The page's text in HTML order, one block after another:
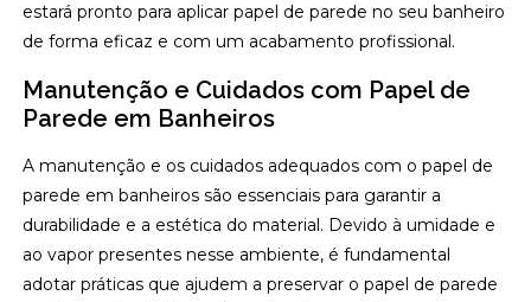
estará pronto para aplicar papel de parede no seu banheiro
de forma eficaz e com um acabamento profissional.
Manutenção e Cuidados com Papel de
Parede em Banheiros
A manutenção e os cuidados adequados com o papel de
parede em banheiros são essenciais para garantir a
durabilidade e a estética do material. Devido à umidade e
ao vapor presentes nesse ambiente, é fundamental
adotar práticas que ajudem a preservar o papel de parede